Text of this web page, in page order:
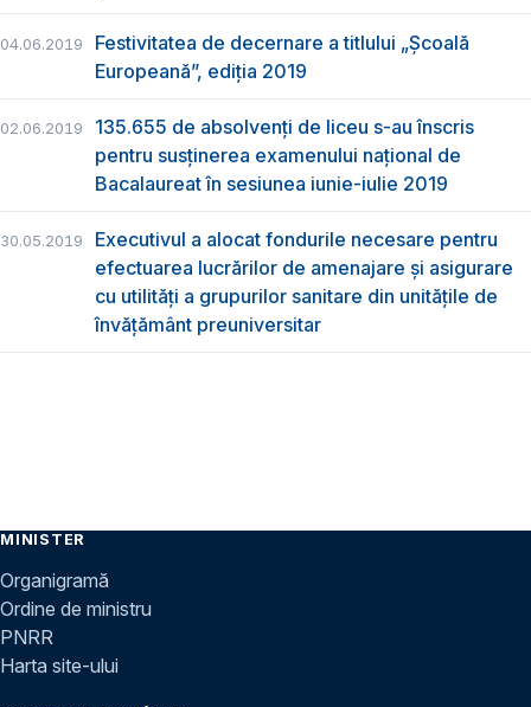
04.06.2019
Festivitatea de decernare a titlului „Şcoală
Europeană”, ediția 2019
02.06.2019
135.655 de absolvenţi de liceu s-au înscris
pentru susţinerea examenului naţional de
Bacalaureat în sesiunea iunie-iulie 2019
30.05.2019
Executivul a alocat fondurile necesare pentru
efectuarea lucrărilor de amenajare și asigurare
cu utilități a grupurilor sanitare din unitățile de
învățământ preuniversitar
MINISTER
Organigramă
Ordine de ministru
PNRR
Harta site-ului